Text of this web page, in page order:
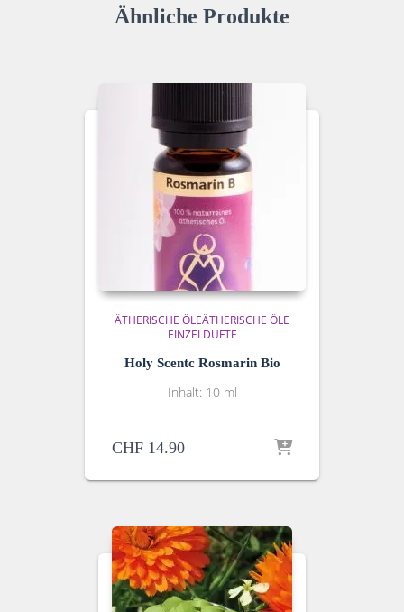
Ähnliche Produkte
ÄTHERISCHE ÖLEÄTHERISCHE ÖLE
EINZELDÜFTE
Holy Scentc Rosmarin Bio
Inhalt: 10 ml
CHF 14.90